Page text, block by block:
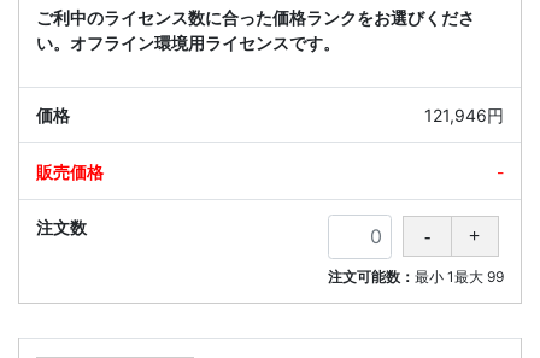
ご利中のライセンス数に合った価格ランクをお選びくださ
い。オフライン環境用ライセンスです。
121,946円
-
注文可能数： 最小 1最大 99